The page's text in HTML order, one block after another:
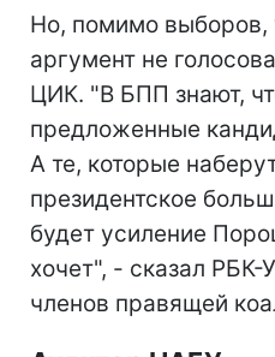
Но, помимо
аргумент не
ЦИК. "В БПП знают,
предложенные
А те, которые
президентское
будет усиление
хочет", - сказал РБК-
членов правящей